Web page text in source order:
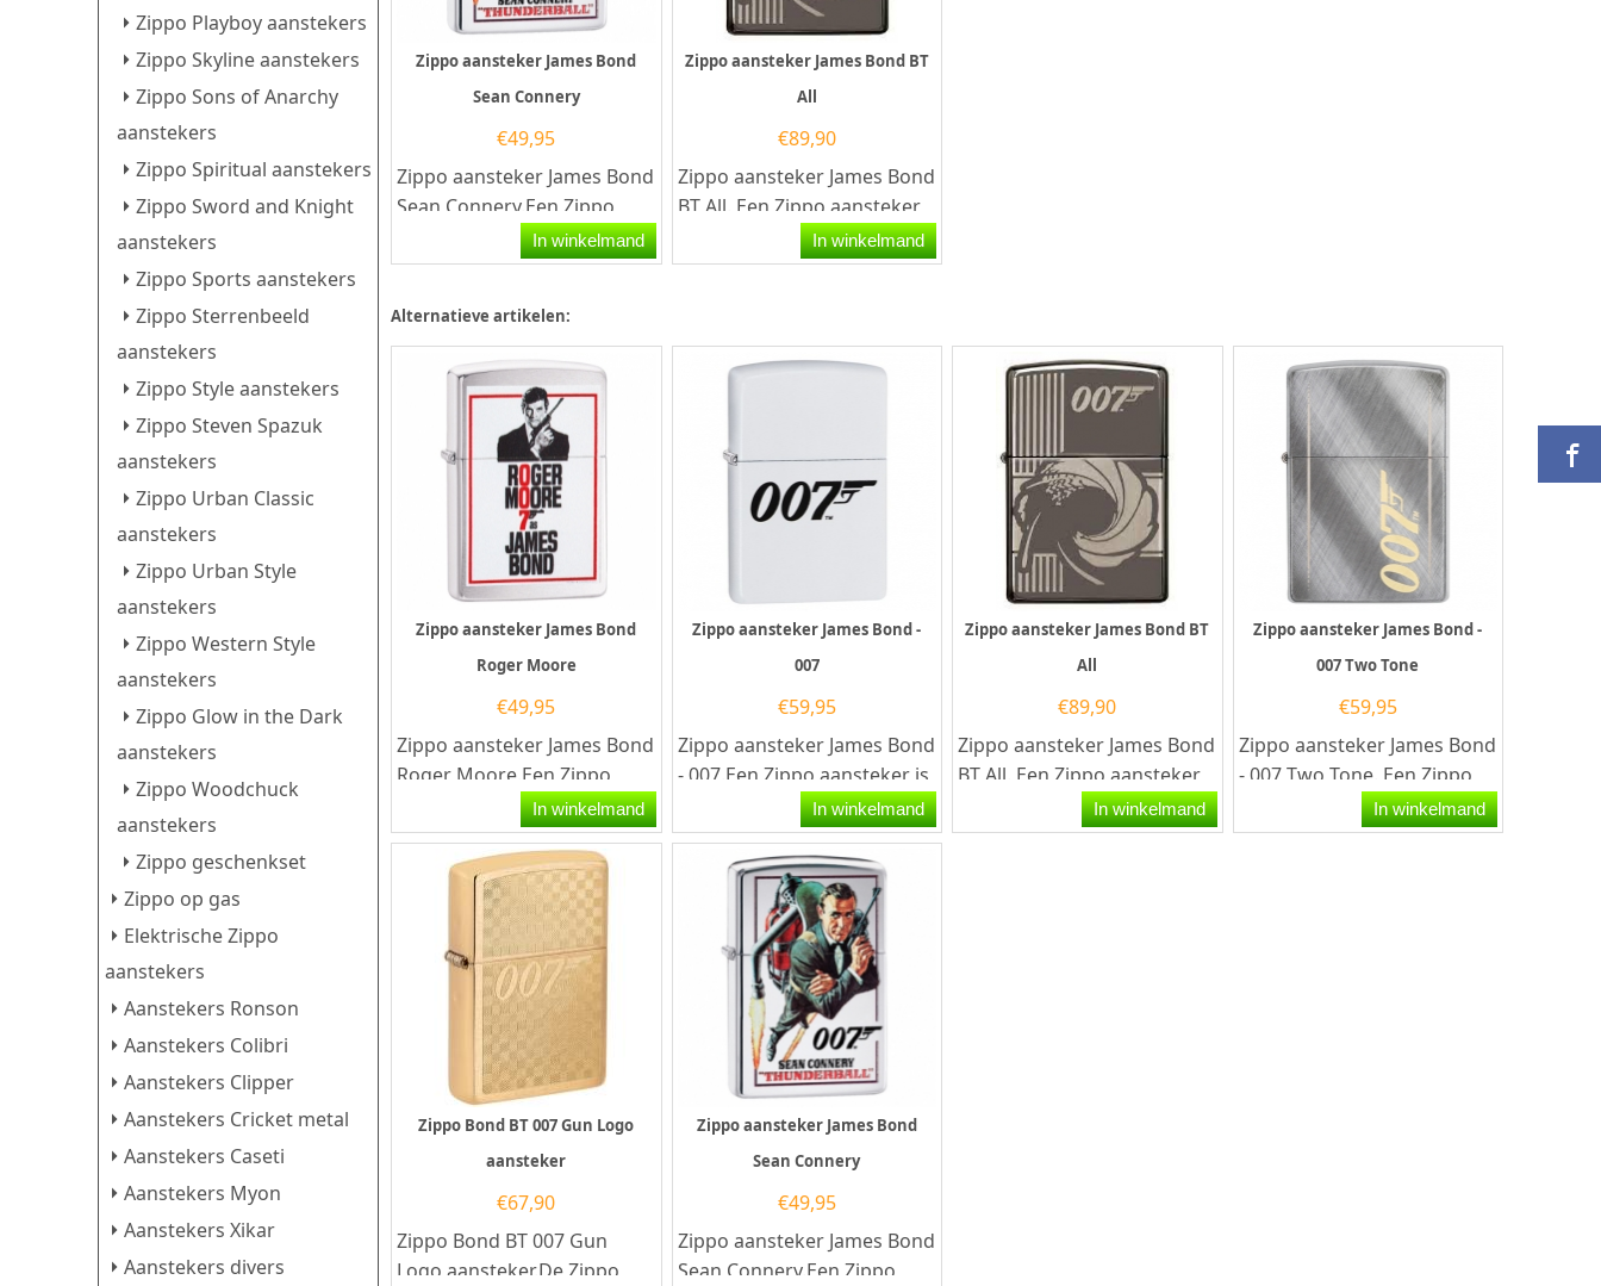
Zippo Playboy aanstekers
Zippo Skyline aanstekers
Zippo Sons of Anarchy
aanstekers
Zippo Spiritual aanstekers
Zippo Sword and Knight
aanstekers
Zippo Sports aanstekers
Zippo Sterrenbeeld
aanstekers
Zippo Style aanstekers
Zippo Steven Spazuk
aanstekers
Zippo Urban Classic
aanstekers
Zippo Urban Style
aanstekers
Zippo Western Style
aanstekers
Zippo Glow in the Dark
aanstekers
Zippo Woodchuck
aanstekers
Zippo geschenkset
Zippo op gas
Elektrische Zippo
aanstekers
Aanstekers Ronson
Aanstekers Colibri
Aanstekers Clipper
Aanstekers Cricket metal
Aanstekers Caseti
Aanstekers Myon
Aanstekers Xikar
Aanstekers divers
Zippo aansteker James Bond
Sean Connery
€49,95
Zippo aansteker James Bond
Sean Connery.Een Zippo
aansteker is een kwalitatief
goede aansteker...
In winkelmand
Zippo aansteker James Bond BT
All
€89,90
Zippo aansteker James Bond
BT All. Een Zippo aansteker
is een kwalitatief...In winkelmand
Alternatieve artikelen:
Zippo aansteker James Bond
Roger Moore
€49,95
Zippo aansteker James Bond
Roger Moore.Een Zippo
aansteker is een kwalitatief
goede aansteker met...
In winkelmand
Zippo aansteker James Bond -
007
€59,95
Zippo aansteker James Bond
- 007.Een Zippo aansteker is
een kwalitatief goede
aansteker met de...
In winkelmand
Zippo aansteker James Bond BT
All
€89,90
Zippo aansteker James Bond
BT All. Een Zippo aansteker
is een kwalitatief...In winkelmand
Zippo aansteker James Bond -
007 Two Tone
€59,95
Zippo aansteker James Bond
- 007 Two Tone. Een Zippo
aansteker is een kwalitatief
goede aansteker...
In winkelmand
Zippo Bond BT 007 Gun Logo
aansteker
€67,90
Zippo Bond BT 007 Gun
Logo aansteker.De Zippo
Zippo aansteker James Bond
Sean Connery
€49,95
Zippo aansteker James Bond
Sean Connery.Een Zippo